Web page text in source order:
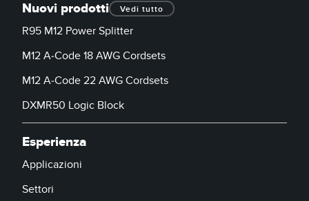
Nuovi prodotti Vedi tutto
R95 M12 Power Splitter
M12 A-Code 18 AWG Cordsets
M12 A-Code 22 AWG Cordsets
DXMR50 Logic Block
Esperienza
Applicazioni
Settori